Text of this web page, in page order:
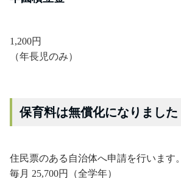
1,200円
（年長児のみ）
保育料は無償化になりました
住民票のある自治体へ申請を行います。
毎月 25,700円（全学年）